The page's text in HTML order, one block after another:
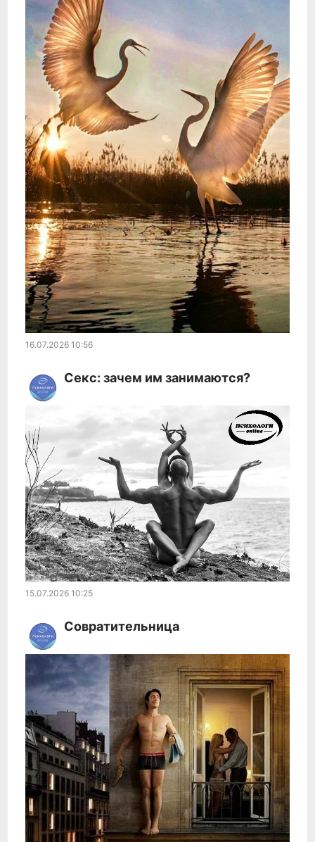
16.07.2026 10:56
Секс: зачем им занимаются?
15.07.2026 10:25
Совратительница